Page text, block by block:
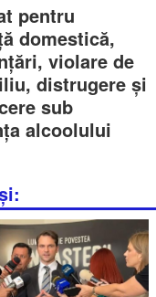
pentru
domestică,
violare de
distrugere și
sub
alcoolului